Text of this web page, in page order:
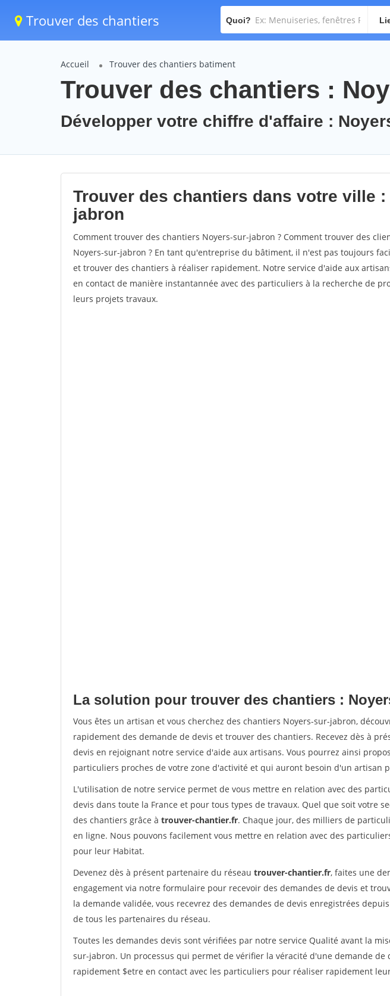
Trouver des chantiers Quoi?
Accueil Trouver des chantiers batiment
Trouver des chantiers :
Développer votre chiffre d'affaire :
Trouver des chantiers dans votre ville
jabron
Comment trouver des chantiers Noyers-sur-jabron ? Comment trouver des
Noyers-sur-jabron ? En tant qu'entreprise du bâtiment, il n'est pas toujours
et trouver des chantiers à réaliser rapidement. Notre service d'aide aux
en contact de manière instantannée avec des particuliers à la recherche de
leurs projets travaux.
La solution pour trouver des chantiers :
Vous êtes un artisan et vous cherchez des chantiers Noyers-sur-jabron,
rapidement des demande de devis et trouver des chantiers. Recevez dès à
devis en rejoignant notre service d'aide aux artisans. Vous pourrez ainsi
particuliers proches de votre zone d'activité et qui auront besoin d'un artisan
L'utilisation de notre service permet de vous mettre en relation avec des
devis dans toute la France et pour tous types de travaux. Quel que soit votre
des chantiers grâce à trouver-chantier.fr. Chaque jour, des milliers de
en ligne. Nous pouvons facilement vous mettre en relation avec des
pour leur Habitat.
Devenez dès à présent partenaire du réseau trouver-chantier.fr, faites une
engagement via notre formulaire pour recevoir des demandes de devis et
la demande validée, vous recevrez des demandes de devis enregistrées
de tous les partenaires du réseau.
Toutes les demandes devis sont vérifiées par notre service Qualité avant la
sur-jabron. Un processus qui permet de vérifier la véracité d'une demande de
rapidement $etre en contact avec les particuliers pour réaliser rapidement